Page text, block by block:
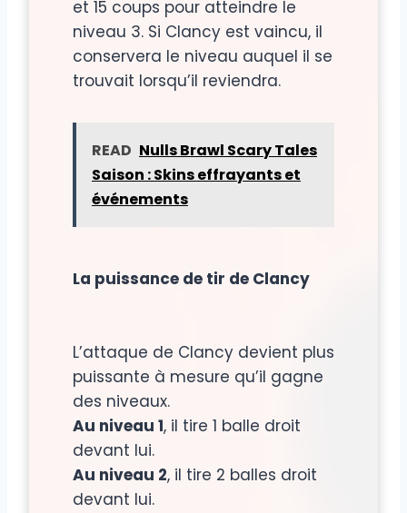
et 15 coups pour atteindre le
niveau 3. Si Clancy est vaincu, il
conservera le niveau auquel il se
trouvait lorsqu’il reviendra.
READ Nulls Brawl Scary Tales
Saison : Skins effrayants et
événements
La puissance de tir de Clancy
L’attaque de Clancy devient plus
puissante à mesure qu’il gagne
des niveaux.
Au niveau 1, il tire 1 balle droit
devant lui.
Au niveau 2, il tire 2 balles droit
devant lui.